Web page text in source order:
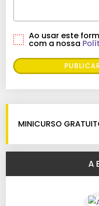
Ao usar este
com a nossa
MINICURSO
A